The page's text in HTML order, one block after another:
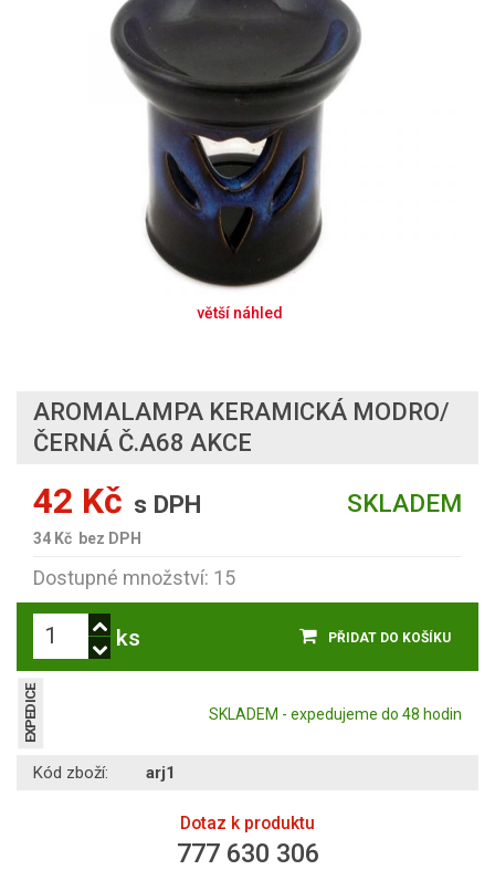
AROMALAMPA KERAMICKÁ MODRO/
ČERNÁ Č.A68 AKCE
SKLADEM
42 Kč s DPH
34 Kč bez DPH
Dostupné množství: 15
ks PŘIDAT DO KOŠÍKU
EXPEDICE SKLADEM - expedujeme do 48 hodin
Kód zboží: arj1
Dotaz k produktu
777 630 306